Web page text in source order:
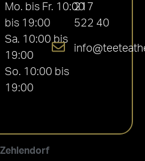
Mo. bis Fr. 10:00
bis 19:00
Sa. 10:00 bis
19:00
So. 10:00 bis
19:00
217
522 40